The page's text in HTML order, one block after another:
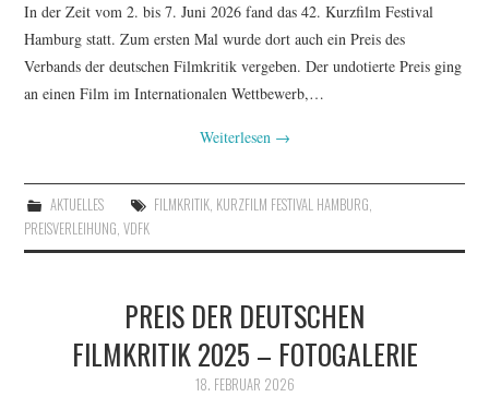
In der Zeit vom 2. bis 7. Juni 2026 fand das 42. Kurzfilm Festival
Hamburg statt. Zum ersten Mal wurde dort auch ein Preis des
Verbands der deutschen Filmkritik vergeben. Der undotierte Preis ging
an einen Film im Internationalen Wettbewerb,…
Weiterlesen →
AKTUELLES FILMKRITIK, KURZFILM FESTIVAL HAMBURG,
PREISVERLEIHUNG,VDFK
PREIS DER DEUTSCHEN
FILMKRITIK 2025 – FOTOGALERIE
18. FEBRUAR 2026